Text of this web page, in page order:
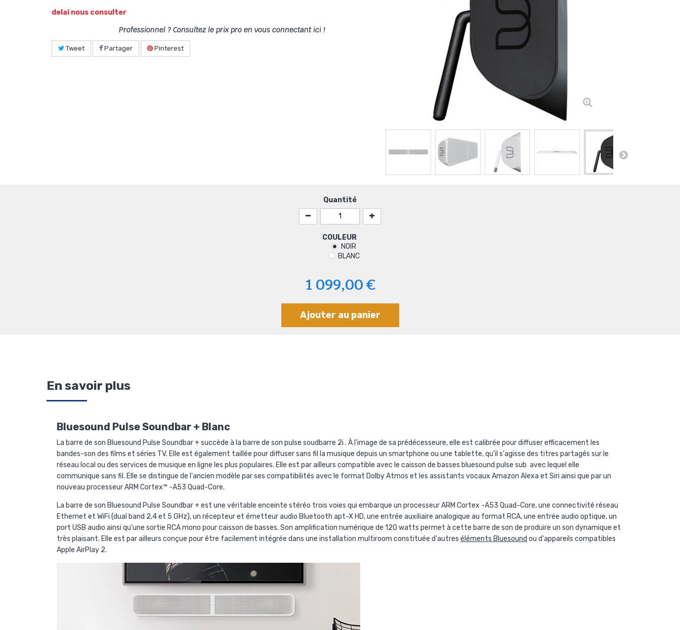
delai nous consulter
Professionnel ? Consultez le prix pro en vous connectant ici !
Tweet Partager Pinterest
Quantité
COULEUR
NOIR
BLANC
1 099,00 €
Ajouter au panier
En savoir plus
Bluesound Pulse Soundbar + Blanc
La barre de son Bluesound Pulse Soundbar + succède à la barre de son pulse soudbarre 2i . À l'image de sa prédécesseure, elle est calibrée pour diffuser efficacement les
bandes-son des films et séries TV. Elle est également taillée pour diffuser sans fil la musique depuis un smartphone ou une tablette, qu'il s'agisse des titres partagés sur le
réseau local ou des services de musique en ligne les plus populaires. Elle est par ailleurs compatible avec le caisson de basses bluesound pulse sub avec lequel elle
communique sans fil. Elle se distingue de l'ancien modèle par ses compatibilités avec le format Dolby Atmos et les assistants vocaux Amazon Alexa et Siri ainsi que par un
nouveau processeur ARM Cortex™ -A53 Quad-Core.
La barre de son Bluesound Pulse Soundbar + est une véritable enceinte stéréo trois voies qui embarque un processeur ARM Cortex -A53 Quad-Core, une connectivité réseau
Ethernet et WiFi (dual band 2,4 et 5 GHz), un récepteur et émetteur audio Bluetooth apt-X HD, une entrée auxiliaire analogique au format RCA, une entrée audio optique, un
port USB audio ainsi qu'une sortie RCA mono pour caisson de basses. Son amplification numérique de 120 watts permet à cette barre de son de produire un son dynamique et
très plaisant. Elle est par ailleurs conçue pour être facilement intégrée dans une installation multiroom constituée d'autres éléments Bluesound ou d'appareils compatibles
Apple AirPlay 2.